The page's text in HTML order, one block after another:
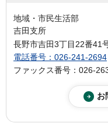
地域・市民生活部
吉田支所
長野市吉田3丁目22番
電話番号：026-241-2694
ファックス番号：026-